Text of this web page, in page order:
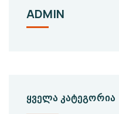
ADMIN
ᲧᲕᲔᲚᲐ ᲙᲐᲢᲔᲒᲝᲠᲘᲐ